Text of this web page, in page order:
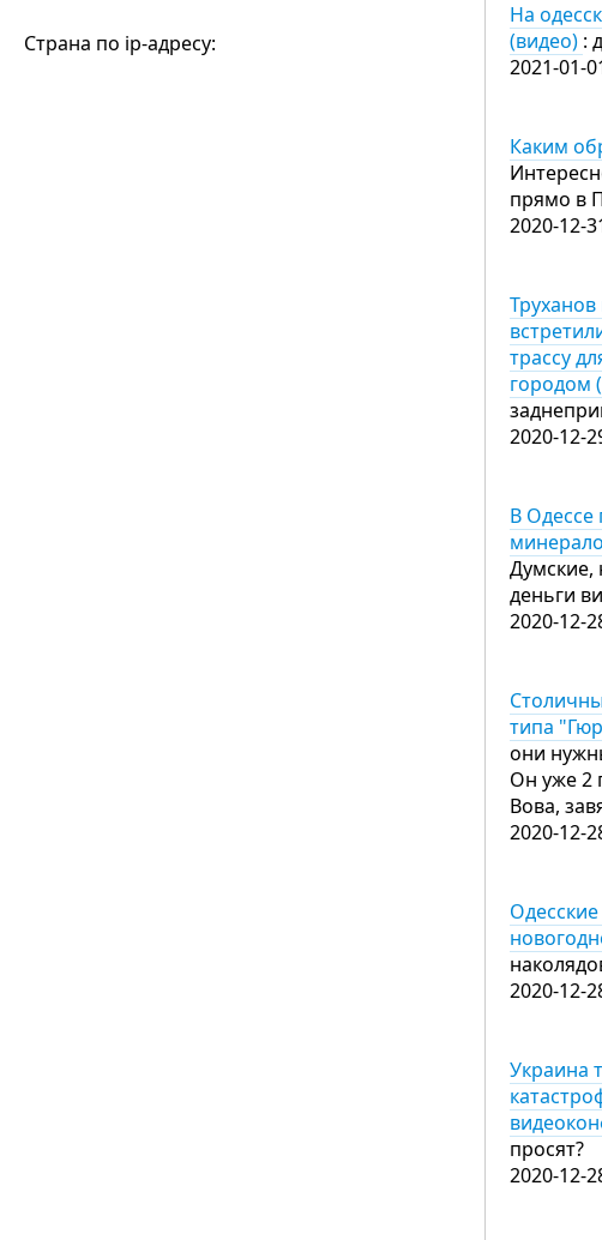
Страна по ip-адресу:
На
(видео) :
2021-01-
Каким
прямо в
2020-12-
трассу
городом
2020-12-
В Одессе
Думские,
деньги
2020-12-
типа
они
Он уже 2
Вова,
2020-12-
2020-12-
Украина
просят?
2020-12-